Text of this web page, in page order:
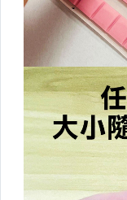
婦幼相關
健身瑜珈
香氛/薰香/精油
足部護理講究起來
眼部護理
提袋